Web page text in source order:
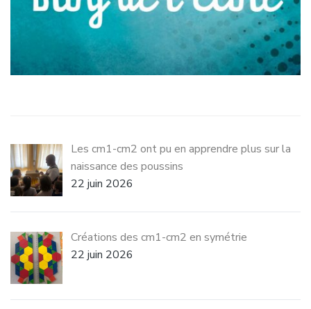
Les cm1-cm2 ont pu en apprendre plus sur la
naissance des poussins
22 juin 2026
Créations des cm1-cm2 en symétrie
22 juin 2026